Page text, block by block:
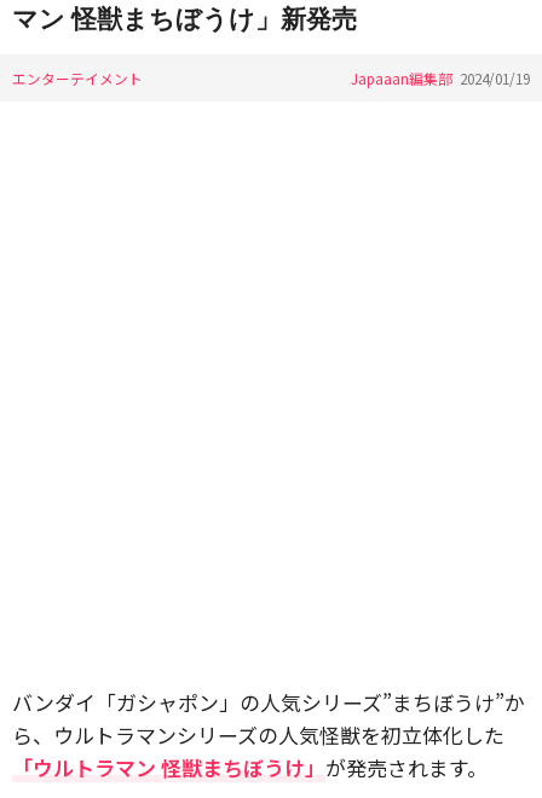
マン 怪獣まちぼうけ」新発売
エンターテイメント Japaaan編集部 2024/01/19
バンダイ「ガシャポン」の人気シリーズ”まちぼうけ”か
ら、ウルトラマンシリーズの人気怪獣を初立体化した
「ウルトラマン 怪獣まちぼうけ」 が発売されます。